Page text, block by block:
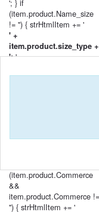
'; } if
(item.product.Name_size
!= '') { strHtmlItem += '
' +
item.product.size_type +
':'+
'; } if
(item.product.Commerce
&&
item.product.Commerce !=
'') { strHtmlItem += '